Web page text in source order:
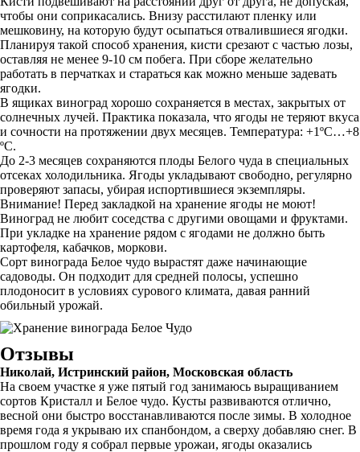
чтобы они соприкасались. Внизу расстилают пленку или
мешковину, на которую будут осыпаться отвалившиеся ягодки.
Планируя такой способ хранения, кисти срезают с частью лозы,
оставляя не менее 9-10 см побега. При сборе желательно
работать в перчатках и стараться как можно меньше задевать
ягодки.
В ящиках виноград хорошо сохраняется в местах, закрытых от
солнечных лучей. Практика показала, что ягоды не теряют вкуса
и сочности на протяжении двух месяцев. Температура: +1ºC…+8
ºC.
До 2-3 месяцев сохраняются плоды Белого чуда в специальных
отсеках холодильника. Ягоды укладывают свободно, регулярно
проверяют запасы, убирая испортившиеся экземпляры.
Внимание! Перед закладкой на хранение ягоды не моют!
Виноград не любит соседства с другими овощами и фруктами.
При укладке на хранение рядом с ягодами не должно быть
картофеля, кабачков, моркови.
Сорт винограда Белое чудо вырастят даже начинающие
садоводы. Он подходит для средней полосы, успешно
плодоносит в условиях сурового климата, давая ранний
обильный урожай.
Отзывы
Николай, Истринский район, Московская область
На своем участке я уже пятый год занимаюсь выращиванием
сортов Кристалл и Белое чудо. Кусты развиваются отлично,
весной они быстро восстанавливаются после зимы. В холодное
время года я укрываю их спанбондом, а сверху добавляю снег. В
прошлом году я собрал первые урожаи, ягоды оказались